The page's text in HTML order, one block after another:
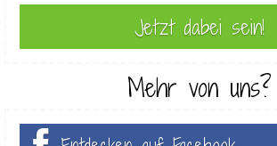
Mehr von uns?